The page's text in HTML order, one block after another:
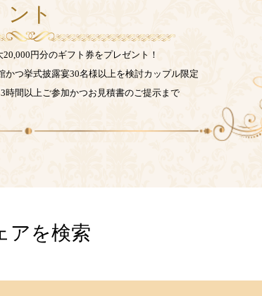
ント
円分のギフト券をプレゼント！
つ挙式披露宴30名様以上を検討カップル限定
時間以上ご参加かつお見積書のご提示まで
アを検索